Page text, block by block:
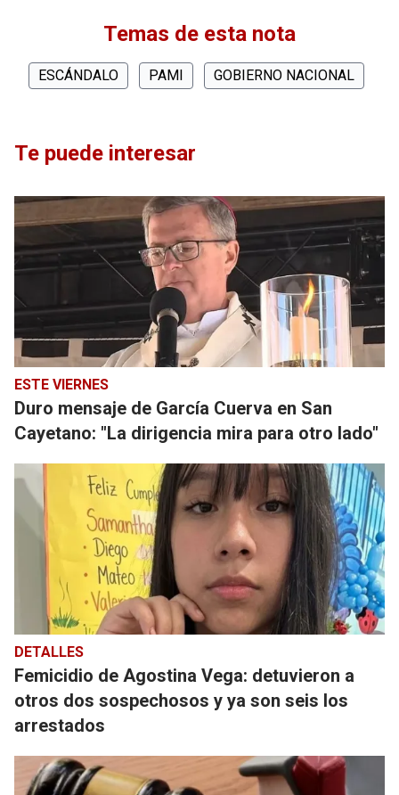
Temas de esta nota
ESCÁNDALO PAMI GOBIERNO NACIONAL
Te puede interesar
ESTE VIERNES
Duro mensaje de García Cuerva en San
Cayetano: "La dirigencia mira para otro lado"
DETALLES
Femicidio de Agostina Vega: detuvieron a
otros dos sospechosos y ya son seis los
arrestados